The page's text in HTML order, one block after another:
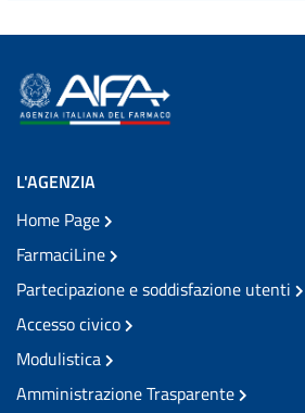
L'AGENZIA
Home Page
FarmaciLine
Partecipazione e soddisfazione utenti
Accesso civico
Modulistica
Amministrazione Trasparente